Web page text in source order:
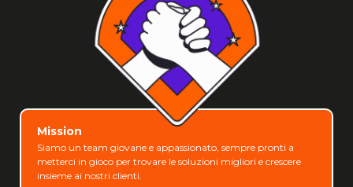
Mission
Siamo un team giovane e appassionato, sempre pronti a
metterci in gioco per trovare le soluzioni migliori e crescere
insieme ai nostri clienti.